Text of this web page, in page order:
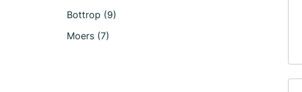
Bottrop (9)
Moers (7)